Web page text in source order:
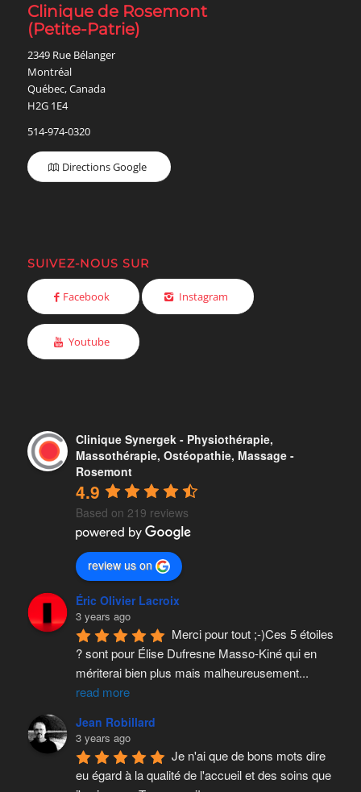
Clinique de Rosemont
(Petite-Patrie)
2349 Rue Bélanger
Montréal
Québec, Canada
H2G 1E4
514-974-0320
Directions Google
SUIVEZ-NOUS SUR
Facebook Instagram
Youtube
Clinique Synergek - Physiothérapie,
Massothérapie, Ostéopathie, Massage -
Rosemont
4.9
Based on 219 reviews
review us on
Éric Olivier Lacroix
3 years ago
Merci pour tout ;-)Ces 5 étoiles
? sont pour Élise Dufresne Masso-Kiné qui en
mériterai bien plus mais malheureusement...
read more
Jean Robillard
3 years ago
Je n'ai que de bons mots dire
eu égard à la qualité de l'accueil et des soins que